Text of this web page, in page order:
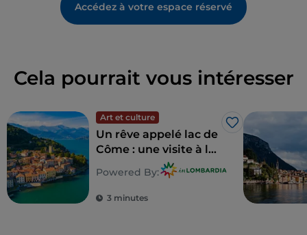
Accédez à votre espace réservé
Cela pourrait vous intéresser
Art et culture
J’aime
Un rêve appelé lac de
Côme : une visite à la
découverte de 5 villas
inoubliables
Powered By:
3 minutes